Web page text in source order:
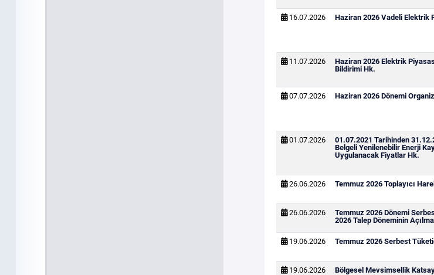
16.07.2026 Haziran 2026 Vadeli Elektrik
11.07.2026
Haziran 2026 Elektrik
Bildirimi Hk.
07.07.2026 Haziran 2026 Dönemi
01.07.2026
01.07.2021 Tarihinden
Belgeli Yenilenebilir Enerji
Uygulanacak Fiyatlar Hk.
26.06.2026 Temmuz 2026 Toplayıcı
26.06.2026
Temmuz 2026 Dönemi
2026 Talep Döneminin
19.06.2026 Temmuz 2026 Serbest
19.06.2026 Bölgesel Mevsimsellik